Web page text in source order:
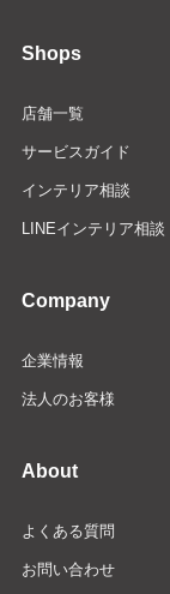
Shops
店舗一覧
サービスガイド
インテリア相談
LINEインテリア相談
Company
企業情報
法人のお客様
About
よくある質問
お問い合わせ